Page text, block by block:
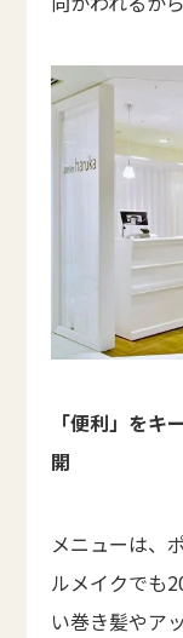
「便利」を
開
メニューは、
ルメイクでも
い巻き髪やア